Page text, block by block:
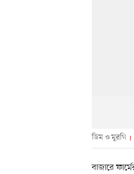
ডিম ও মুরগি
বাজারে